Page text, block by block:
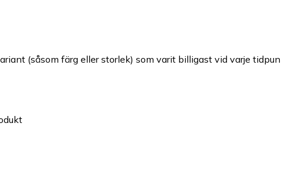
(såsom färg eller storlek) som varit billigast vid varje